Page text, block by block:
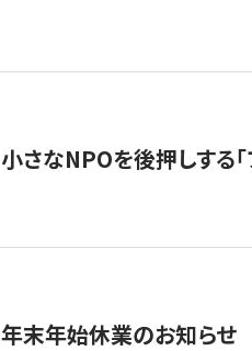
小さなNPOを後押しする
年末年始休業のお知らせ